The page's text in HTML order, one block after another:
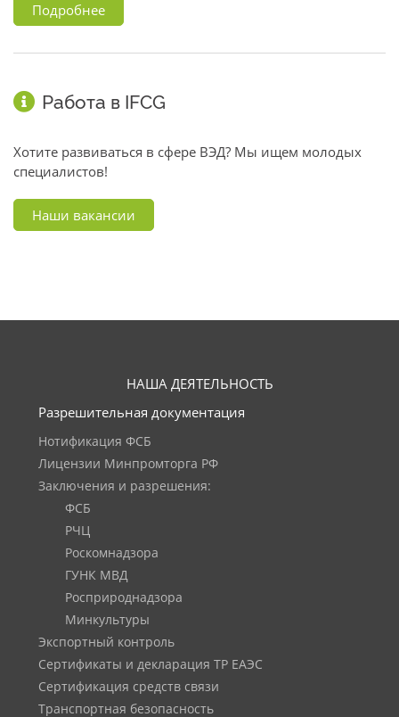
Подробнее
Работа в IFCG
Хотите развиваться в сфере ВЭД? Мы ищем молодых
специалистов!
Наши вакансии
НАША ДЕЯТЕЛЬНОСТЬ
Разрешительная документация
Нотификация ФСБ
Лицензии Минпромторга РФ
Заключения и разрешения:
ФСБ
РЧЦ
Роскомнадзора
ГУНК МВД
Росприроднадзора
Минкультуры
Экспортный контроль
Сертификаты и декларация ТР ЕАЭС
Сертификация средств связи
Транспортная безопасность